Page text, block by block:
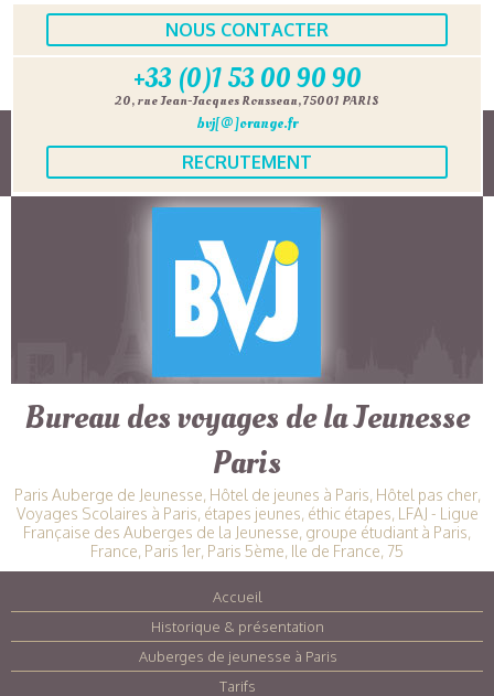
NOUS CONTACTER
+33 (0)1 53 00 90 90
20, rue Jean-Jacques Rousseau, 75001 PARIS
bvj[@]orange.fr
RECRUTEMENT
Bureau des voyages de la Jeunesse
Paris
Paris Auberge de Jeunesse, Hôtel de jeunes à Paris, Hôtel pas cher,
Voyages Scolaires à Paris, étapes jeunes, éthic étapes, LFAJ - Ligue
Française des Auberges de la Jeunesse, groupe étudiant à Paris,
France, Paris 1er, Paris 5ème, Ile de France, 75
Accueil
Historique & présentation
Auberges de jeunesse à Paris
Tarifs